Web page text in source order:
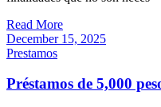
Read More
December 15, 2025
Prestamos
Préstamos de 5,000